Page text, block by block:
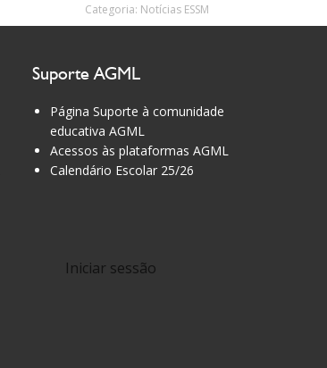
Categoria: Notícias ESSM
Suporte AGML
Página Suporte à comunidade
educativa AGML
Acessos às plataformas AGML
Calendário Escolar 25/26
Iniciar sessão